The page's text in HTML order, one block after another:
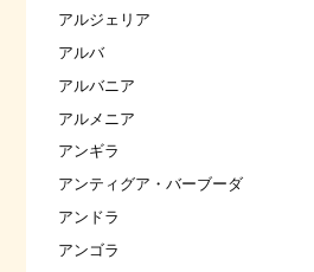
アルジェリア
アルバ
アルバニア
アルメニア
アンギラ
アンティグア・バーブーダ
アンドラ
アンゴラ